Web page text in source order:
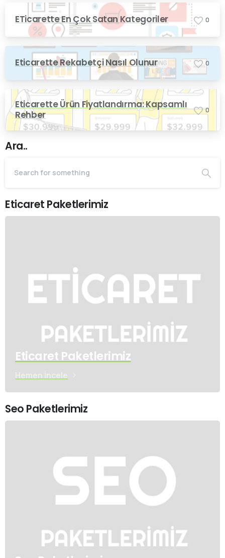
ETicarette En Çok Satan Kategoriler 0
Eticarette Rekabetçi Nasıl Olunur 0
Eticarette Ürün Fiyatlandırma: Kapsamlı
Rehber
0
Ara..
Eticaret Paketlerimiz
Eticaret Paketlerimiz
Seo Paketlerimiz